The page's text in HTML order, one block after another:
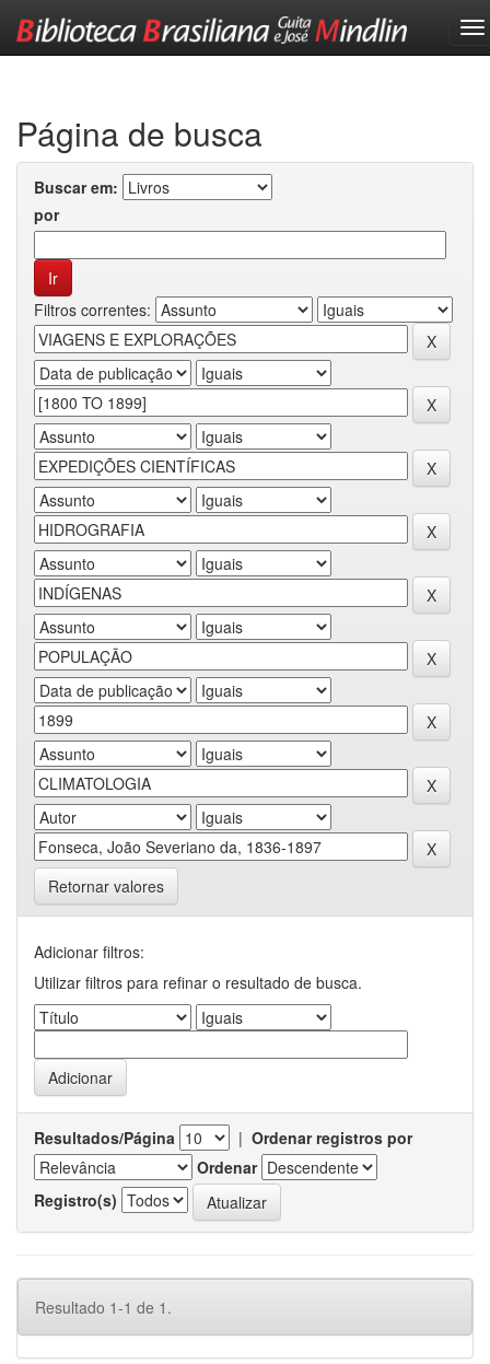
Página de busca
Buscar em:
por
Filtros correntes:
Retornar valores
Adicionar filtros:
Utilizar filtros para refinar o resultado de busca.
Resultados/Página | Ordenar registros por
Ordenar
Registro(s)
Resultado 1-1 de 1.